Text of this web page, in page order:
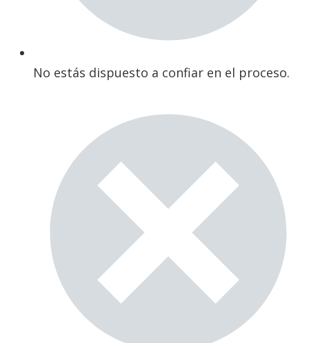
No estás dispuesto a confiar en el proceso.